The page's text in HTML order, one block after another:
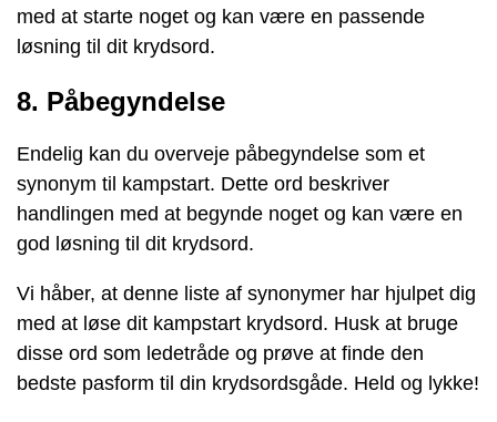
med at starte noget og kan være en passende
løsning til dit krydsord.
8. Påbegyndelse
Endelig kan du overveje påbegyndelse som et
synonym til kampstart. Dette ord beskriver
handlingen med at begynde noget og kan være en
god løsning til dit krydsord.
Vi håber, at denne liste af synonymer har hjulpet dig
med at løse dit kampstart krydsord. Husk at bruge
disse ord som ledetråde og prøve at finde den
bedste pasform til din krydsordsgåde. Held og lykke!